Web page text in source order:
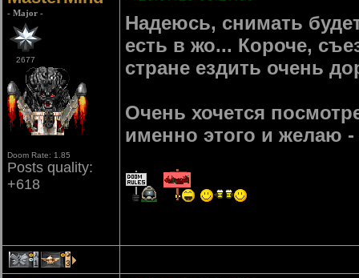
- Major -
2677
Doom Rate: 1.85
Posts quality:
+618
Надеюсь, снимать
есть в жо... Короче,
стране ездить очень
Очень хочется
именно этого и желаю
1 3